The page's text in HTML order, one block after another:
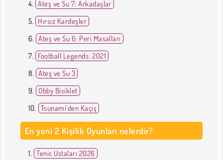
Ateş ve Su 7: Arkadaşlar
Hırsız Kardeşler
Ateş ve Su 6: Peri Masalları
Football Legends: 2021
Ateş ve Su 3
Obby Bisiklet
Tsunami'den Kaçış
En yeni 2 Kişilik Oyunları nelerdir?
Tenis Ustaları 2026